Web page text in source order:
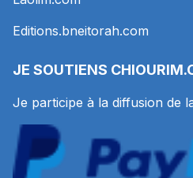
Editions.bneitorah.com
JE SOUTIENS
Je participe à la diffusion de